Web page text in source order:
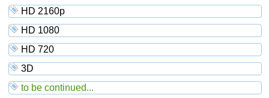
HD 2160р
HD 1080
HD 720
3D
to be continued...